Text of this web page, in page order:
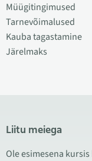
Müügitingimused
Tarnevõimalused
Kauba tagastamine
Järelmaks
Liitu meiega
Ole esimesena